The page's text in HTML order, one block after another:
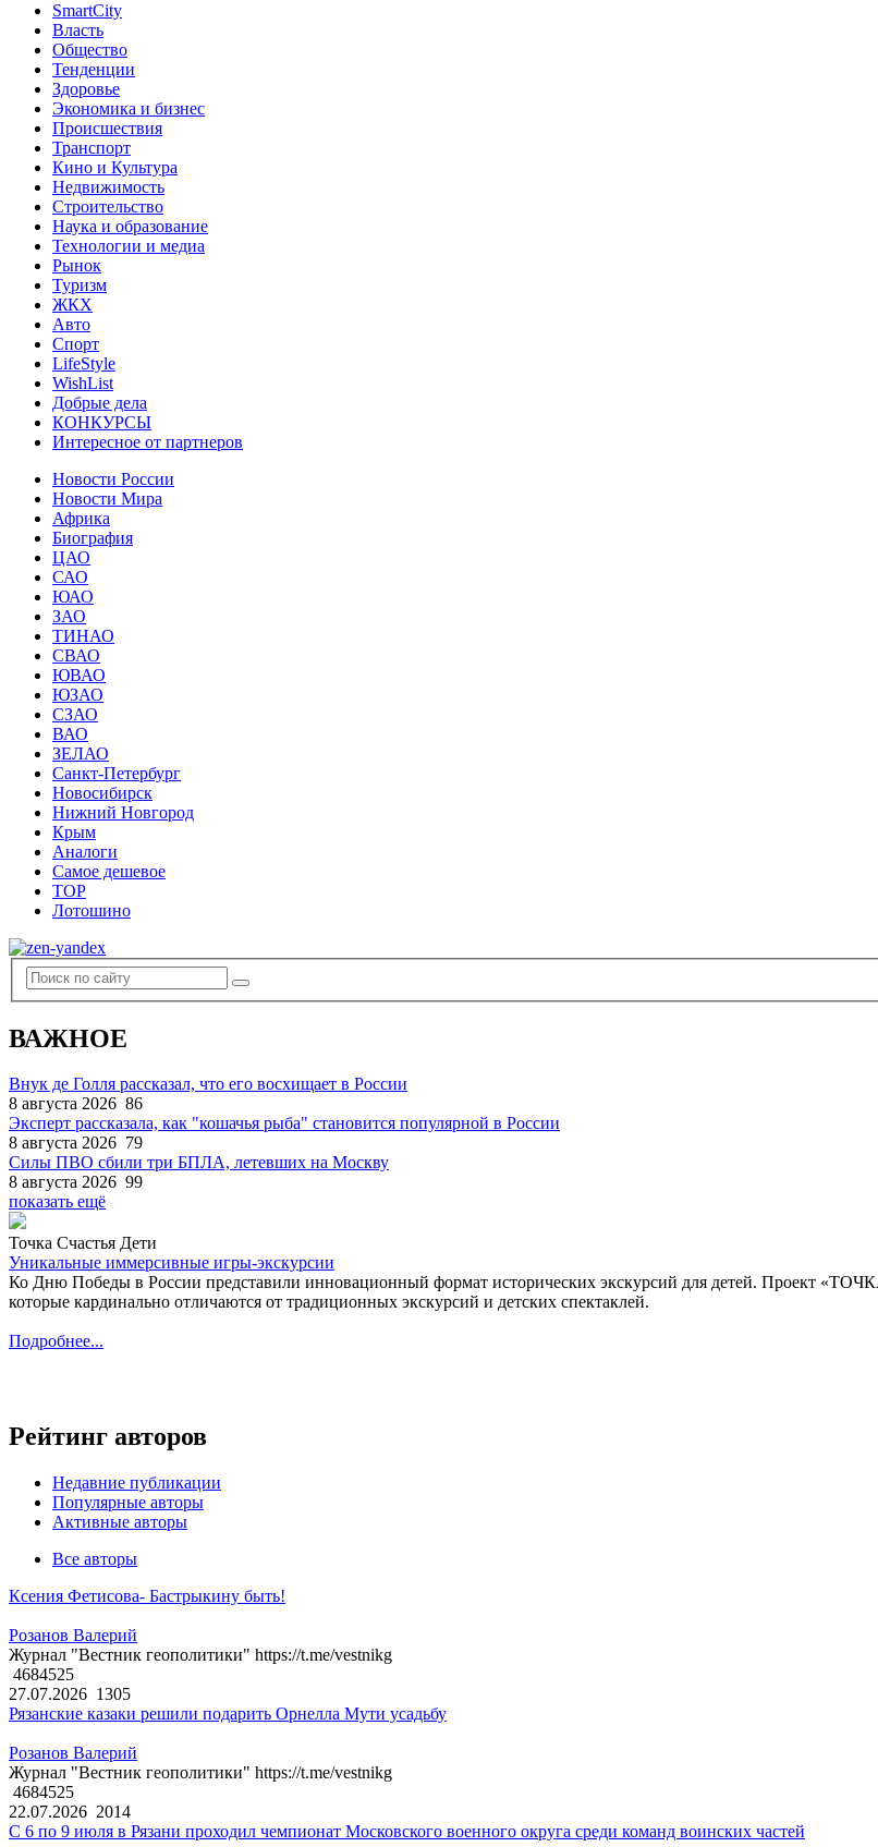
SmartCity
Власть
Общество
Тенденции
Здоровье
Экономика и бизнес
Происшествия
Транспорт
Кино и Культура
Недвижимость
Строительство
Наука и образование
Технологии и медиа
Рынок
Туризм
ЖКХ
Авто
Спорт
LifeStyle
WishList
Добрые дела
КОНКУРСЫ
Интересное от партнеров
Новости России
Новости Мира
Африка
Биография
ЦАО
САО
ЮАО
ЗАО
ТИНАО
СВАО
ЮВАО
ЮЗАО
СЗАО
ВАО
ЗЕЛАО
Санкт-Петербург
Новосибирск
Нижний Новгород
Крым
Аналоги
Самое дешевое
TOP
Лотошино
ВАЖНОЕ
Внук де Голля рассказал, что его восхищает в России
8 августа 2026 86
Эксперт рассказала, как "кошачья рыба" становится популярной в России
8 августа 2026 79
Силы ПВО сбили три БПЛА, летевших на Москву
8 августа 2026 99
показать ещё
Точка Счастья Дети
Уникальные иммерсивные игры-экскурсии
Ко Дню Победы в России представили инновационный формат исторических экскурсий для детей. Проект
которые кардинально отличаются от традиционных экскурсий и детских спектаклей.
Подробнее...
Рейтинг авторов
Недавние публикации
Популярные авторы
Активные авторы
Все авторы
Ксения Фетисова- Бастрыкину быть!
Розанов Валерий
Журнал "Вестник геополитики" https://t.me/vestnikg
4684525
27.07.2026 1305
Рязанские казаки решили подарить Орнелла Мути усадьбу
Розанов Валерий
Журнал "Вестник геополитики" https://t.me/vestnikg
4684525
22.07.2026 2014
С 6 по 9 июля в Рязани проходил чемпионат Московского военного округа среди команд воинских частей